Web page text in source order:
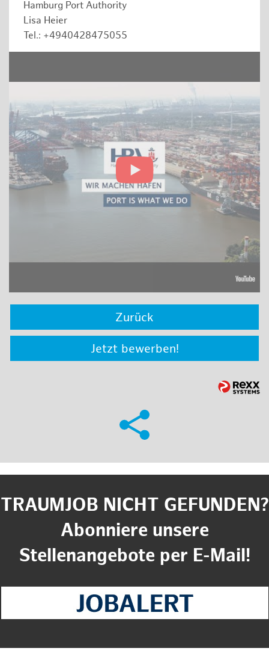
Hamburg Port Authority
Lisa Heier
Tel.: +4940428475055
Zurück
Jetzt bewerben!
TRAUMJOB NICHT GEFUNDEN?
Abonniere unsere
Stellenangebote per E-Mail!